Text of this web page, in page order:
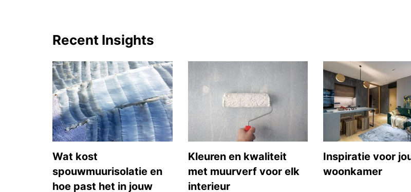
Recent Insights
Wat kost
spouwmuurisolatie en
hoe past het in jouw
Kleuren en kwaliteit
met muurverf voor elk
interieur
Inspiratie voor
woonkamer